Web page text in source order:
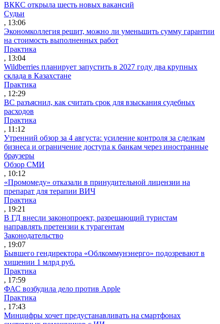
ВККС открыла шесть новых вакансий
Судьи
, 13:06
Экономколлегия решит, можно ли уменьшить сумму гарантии
на стоимость выполненных работ
Практика
, 13:04
Wildberries планирует запустить в 2027 году два крупных
склада в Казахстане
Практика
, 12:29
ВС разъяснил, как считать срок для взыскания судебных
расходов
Практика
, 11:12
Утренний обзор за 4 августа: усиление контроля за сделкам
бизнеса и ограничение доступа к банкам через иностранные
браузеры
Обзор СМИ
, 10:12
«Промомеду» отказали в принудительной лицензии на
препарат для терапии ВИЧ
Практика
, 19:21
В ГД внесли законопроект, разрешающий туристам
направлять претензии к турагентам
Законодательство
, 19:07
Бывшего гендиректора «Облкоммунэнерго» подозревают в
хищении 1 млрд руб.
Практика
, 17:59
ФАС возбудила дело против Apple
Практика
, 17:43
Минцифры хочет предустанавливать на смартфонах